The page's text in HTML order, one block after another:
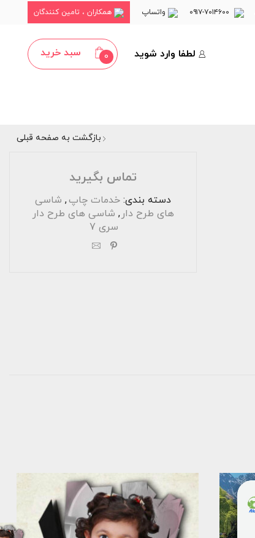
واتساپ همکاران ، تامین کنندگان
لطفا وارد شوید 0 سبد خرید
بازگشت به صفحه قبلی
تماس بگیرید
دسته بندی: خدمات چاپ, شاسی
های طرح دار , شاسی های طرح دار
سری 7